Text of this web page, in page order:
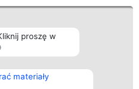
proszę w
materiały
Kontakt
Kontakt